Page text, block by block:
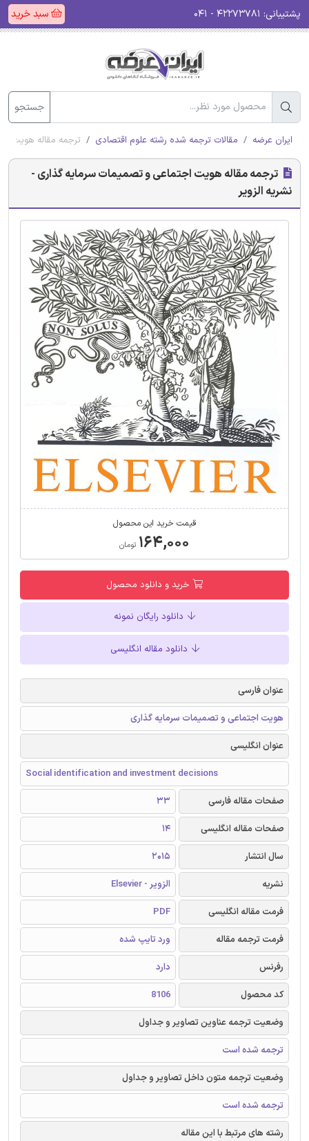
پشتیبانی: سبد خرید
جستجو
ایران عرضه مقالات ترجمه شده رشته علوم اقتصادی ترجمه مقاله هویت
ترجمه مقاله هویت اجتماعی و تصمیمات سرمایه گذاری -
نشریه الزویر
قیمت خرید این محصول
۱۶۴,۰۰۰ تومان
خرید و دانلود محصول
دانلود رایگان نمونه
دانلود مقاله انگلیسی
عنوان فارسی
هویت اجتماعی و تصمیمات سرمایه گذاری
عنوان انگلیسی
Social identification and investment decisions
صفحات مقاله فارسی
33
صفحات مقاله انگلیسی
14
سال انتشار
2015
نشریه
الزویر - Elsevier
فرمت مقاله انگلیسی
PDF
فرمت ترجمه مقاله
ورد تایپ شده
رفرنس
دارد
کد محصول
8106
وضعیت ترجمه عناوین تصاویر و جداول
ترجمه شده است
وضعیت ترجمه متون داخل تصاویر و جداول
ترجمه شده است
رشته های مرتبط با این مقاله